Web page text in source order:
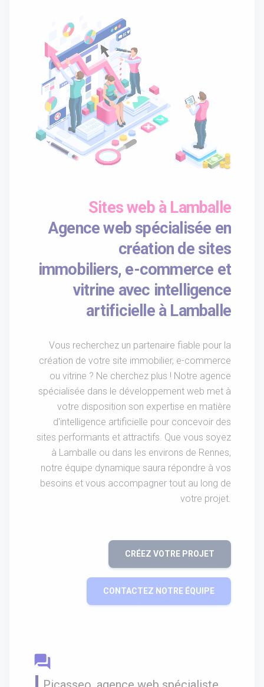
Sites web à Lamballe
Agence web spécialisée en
création de sites
immobiliers, e-commerce et
vitrine avec intelligence
artificielle à Lamballe
Vous recherchez un partenaire fiable pour la
création de votre site immobilier, e-commerce
ou vitrine ? Ne cherchez plus ! Notre agence
spécialisée dans le développement web met à
votre disposition son expertise en matière
d'intelligence artificielle pour concevoir des
sites performants et attractifs. Que vous soyez
à Lamballe ou dans les environs de Rennes,
notre équipe dynamique saura répondre à vos
besoins et vous accompagner tout au long de
votre projet.
CRÉEZ VOTRE PROJET
CONTACTEZ NOTRE ÉQUIPE
question_answer